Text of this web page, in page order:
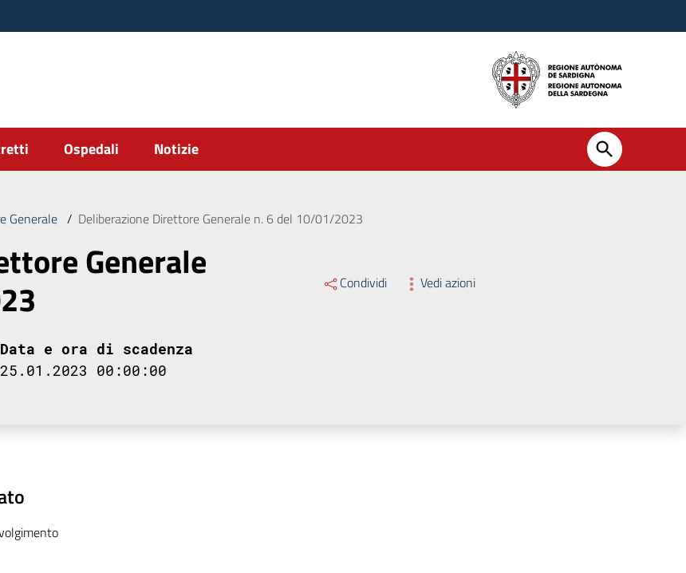
Ospedali Notizie
Generale / Deliberazione Direttore Generale n. 6 del 10/01/2023
Generale Condividi Vedi azioni
Data e ora di scadenza
25.01.2023 00:00:00